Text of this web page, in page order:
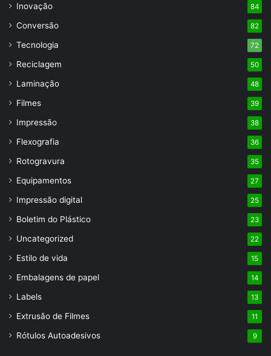
Inovação 84
Conversão 82
Tecnologia 72
Reciclagem 50
Laminação 48
Filmes 39
Impressão 38
Flexografia 36
Rotogravura 35
Equipamentos 27
Impressão digital 25
Boletim do Plástico 23
Uncategorized 22
Estilo de vida 15
Embalagens de papel 14
Labels 13
Extrusão de Filmes 11
Rótulos Autoadesivos 9